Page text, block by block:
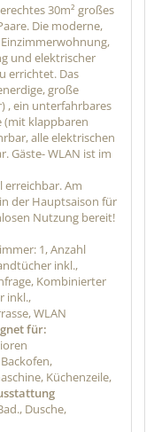
30m² großes
Die moderne,
und elektrischer
errichtet. Das
große
, ein unterfahrbares
(mit klappbaren
alle elektrischen
Gäste- WLAN ist im
erreichbar. Am
der Hauptsaison für
Nutzung bereit!
1, Anzahl
inkl.,
Kombinierter
inkl.,
WLAN
für:
Backofen,
Küchenzeile,
Dusche,